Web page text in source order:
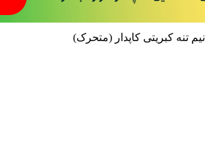
نیم تنه کبریتی کاپدار (متحرک)